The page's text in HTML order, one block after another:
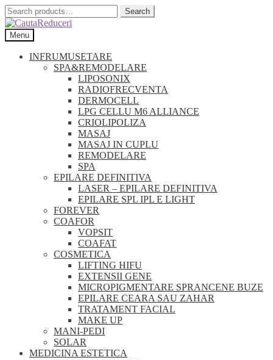
Skip
to
navigation
Skip
to
content
Search
for:
Search
Menu
INFRUMUSETARE
SPA&REMODELARE
LIPOSONIX
RADIOFRECVENTA
DERMOCELL
LPG CELLU M6 ALLIANCE
CRIOLIPOLIZA
MASAJ
MASAJ IN CUPLU
REMODELARE
SPA
EPILARE DEFINITIVA
LASER – EPILARE DEFINITIVA
EPILARE SPL IPL E LIGHT
FOREVER
COAFOR
VOPSIT
COAFAT
COSMETICA
LIFTING HIFU
EXTENSII GENE
MICROPIGMENTARE SPRANCENE BUZE
EPILARE CEARA SAU ZAHAR
TRATAMENT FACIAL
MAKE UP
MANI-PEDI
SOLAR
MEDICINA ESTETICA